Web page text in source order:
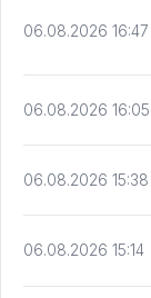
06.08.2026 16:47
06.08.2026 16:05
06.08.2026 15:38
06.08.2026 15:14